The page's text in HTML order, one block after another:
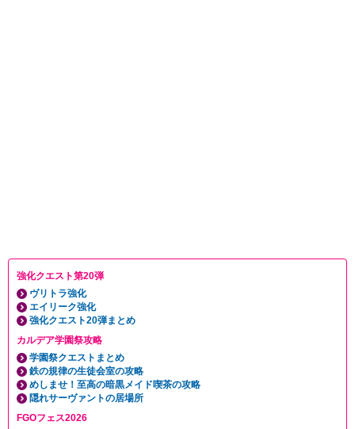
強化クエスト第20弾
ヴリトラ強化
エイリーク強化
強化クエスト20弾まとめ
カルデア学園祭攻略
学園祭クエストまとめ
鉄の規律の生徒会室の攻略
めしませ！至高の暗黒メイド喫茶の攻略
隠れサーヴァントの居場所
FGOフェス2026